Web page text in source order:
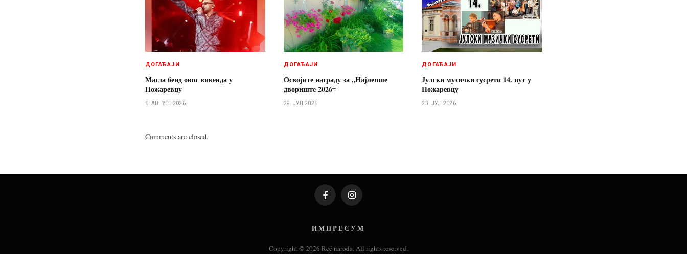
ДОГАЂАЈИ
Магла бенд овог викенда у
Пожаревцу
6. АВГУСТ 2026.
ДОГАЂАЈИ
Освојите награду за „Најлепше
двориште 2026“
29. ЈУЛ 2026.
ДОГАЂАЈИ
Јулски музички сусрети 14. пут у
Пожаревцу
23. ЈУЛ 2026.
Comments are closed.
FacebookInstagram
И М П Р Е С У М
Copyright © 2026 Reč naroda. All rights reserved.